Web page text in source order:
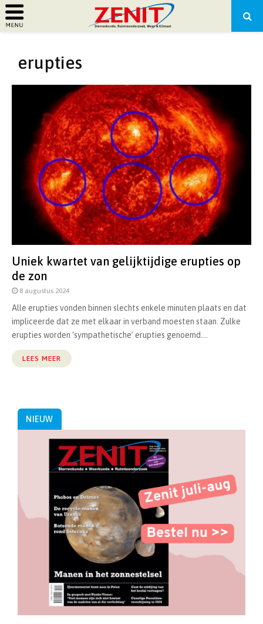
PRIMARY
MENU
erupties
Uniek kwartet van gelijktijdige erupties op
de zon
8 augustus 2024
Alle erupties vonden binnen slechts enkele minuten plaats en dat
impliceerde dat ze met elkaar in verband moesten staan. Zulke
erupties worden ‘sympathetische’ erupties genoemd....
LEES MEER
NIEUW